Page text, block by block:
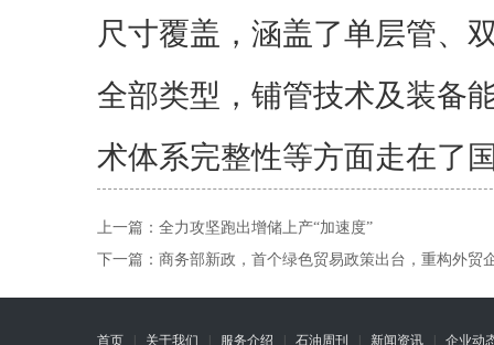
尺寸覆盖，涵盖了单层管、
全部类型，铺管技术及装备
术体系完整性等方面走在了
上一篇： 全力攻坚跑出增储上产“加速度”
下一篇： 商务部新政，首个绿色贸易政策出台，重构外贸
首页 关于我们 服务介绍 石油周刊 新闻资讯 企业动